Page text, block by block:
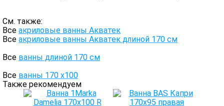
См. также:
Все акриловые ванны Акватек
Все акриловые ванны Акватек длиной 170 см
Все ванны длиной 170 см
Все ванны 170 х100
Также рекомендуем